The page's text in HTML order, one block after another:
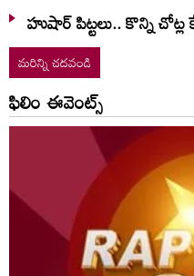
హుషార్‌ పిట్టలు.. కొన్ని చోట్ల
మరిన్ని చదవండి
ఫిలిం ఈవెంట్స్